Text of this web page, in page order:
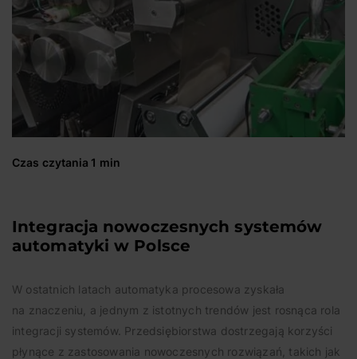
Czas czytania 1 min
Integracja nowoczesnych systemów
automatyki w Polsce
W ostatnich latach automatyka procesowa zyskała
na znaczeniu, a jednym z istotnych trendów jest rosnąca rola
integracji systemów. Przedsiębiorstwa dostrzegają korzyści
płynące z zastosowania nowoczesnych rozwiązań, takich jak